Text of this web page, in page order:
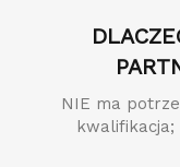
NIE ma
kwalifikacja;